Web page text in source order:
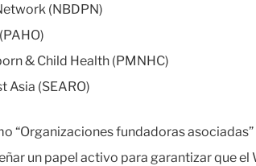
(NBDPN)
& Child Health (PMNHC)
Asia (SEARO)
“Organizaciones fundadoras
un papel activo para garantizar que el